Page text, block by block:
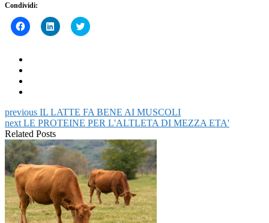
Condividi:
Fai
clic
finestra)
Fai
clic
nuova
finestra)
Click
to
previous IL LATTE FA BENE AI MUSCOLI
next LE PROTEINE PER L'ALTLETA DI MEZZA ETA'
Related Posts